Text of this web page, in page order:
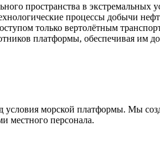
пространства в экстремальных
процессы добычи
только вертолётным
платформы, обеспечивая им
условия морской платформы. Мы
местного персонала.